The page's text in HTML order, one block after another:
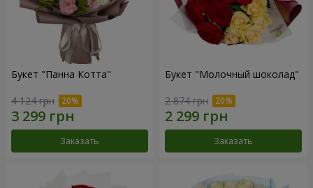
Букет "Панна Котта"
4 124 грн
Заказать
Букет "Молочный шоколад"
2 874 грн
Заказать